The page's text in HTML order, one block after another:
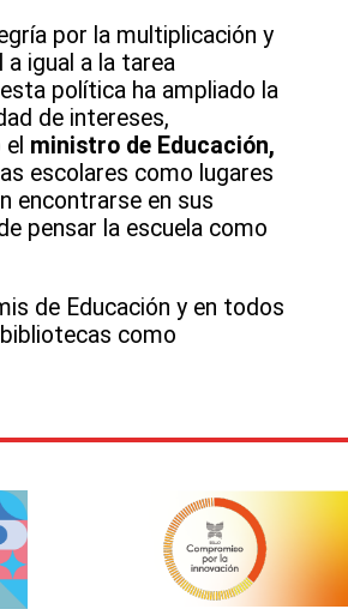
por la multiplicación y
igual a la tarea
política ha ampliado la
de intereses,
ministro de Educación,
escolares como lugares
encontrarse en sus
pensar la escuela como
de Educación y en todos
como